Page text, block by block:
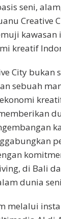
seni,
Creative
kawasan
kreatif
City bukan
sebuah
di Bali
dunia
melalui